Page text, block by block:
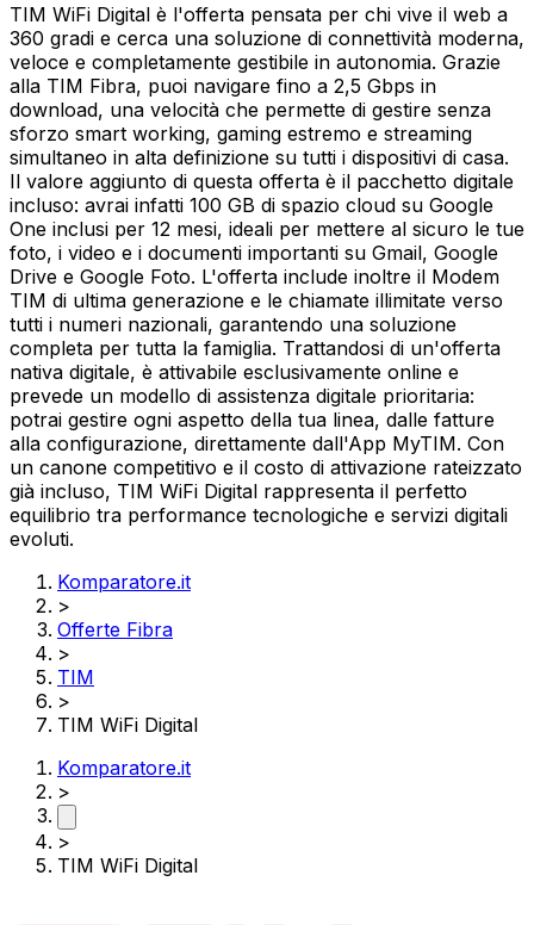
TIM WiFi Digital è l'offerta pensata per chi vive il web a
360 gradi e cerca una soluzione di connettività moderna,
veloce e completamente gestibile in autonomia. Grazie
alla TIM Fibra, puoi navigare fino a 2,5 Gbps in
download, una velocità che permette di gestire senza
sforzo smart working, gaming estremo e streaming
simultaneo in alta definizione su tutti i dispositivi di casa.
Il valore aggiunto di questa offerta è il pacchetto digitale
incluso: avrai infatti 100 GB di spazio cloud su Google
One inclusi per 12 mesi, ideali per mettere al sicuro le tue
foto, i video e i documenti importanti su Gmail, Google
Drive e Google Foto. L'offerta include inoltre il Modem
TIM di ultima generazione e le chiamate illimitate verso
tutti i numeri nazionali, garantendo una soluzione
completa per tutta la famiglia. Trattandosi di un'offerta
nativa digitale, è attivabile esclusivamente online e
prevede un modello di assistenza digitale prioritaria:
potrai gestire ogni aspetto della tua linea, dalle fatture
alla configurazione, direttamente dall'App MyTIM. Con
un canone competitivo e il costo di attivazione rateizzato
già incluso, TIM WiFi Digital rappresenta il perfetto
equilibrio tra performance tecnologiche e servizi digitali
evoluti.
Komparatore.it
>
Offerte Fibra
>
TIM
>
TIM WiFi Digital
Komparatore.it
>
>
TIM WiFi Digital